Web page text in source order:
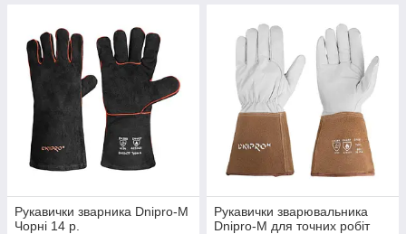
Рукавички зварника Dnipro-M
Чорні 14 р.
Рукавички зварювальника
Dnipro-M для точних робіт